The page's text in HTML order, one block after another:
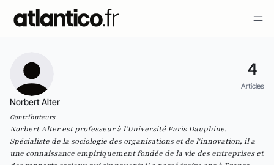
4
Articles
Norbert Alter
Contributeurs
Norbert Alter est professeur à l'Université Paris Dauphine.
Spécialiste de la sociologie des organisations et de l'innovation, il a
une connaissance empiriquement fondée de la vie des entreprises et